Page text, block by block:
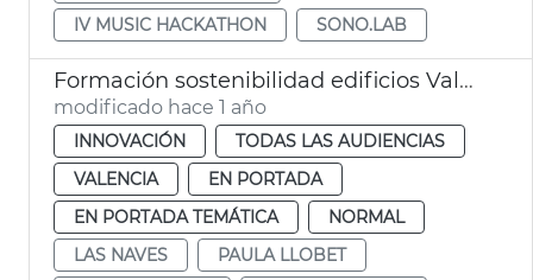
IV MUSIC HACKATHON
SONO.LAB
Formación sostenibilidad edificios València
modificado hace 1 año
INNOVACIÓN
TODAS LAS AUDIENCIAS
VALENCIA
EN PORTADA
EN PORTADA TEMÁTICA
NORMAL
LAS NAVES
PAULA LLOBET